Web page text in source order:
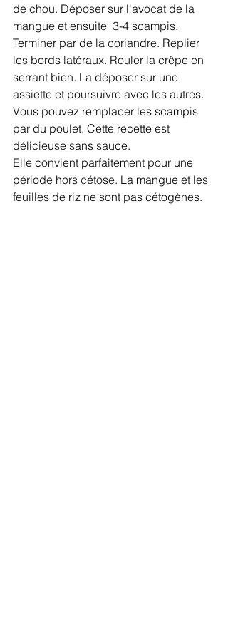
de chou. Déposer sur l'avocat de la
mangue et ensuite  3-4 scampis.
Terminer par de la coriandre. Replier
les bords latéraux. Rouler la crêpe en
serrant bien. La déposer sur une
assiette et poursuivre avec les autres.
Vous pouvez remplacer les scampis
par du poulet. Cette recette est
délicieuse sans sauce.
Elle convient parfaitement pour une
période hors cétose. La mangue et les
feuilles de riz ne sont pas cétogènes.